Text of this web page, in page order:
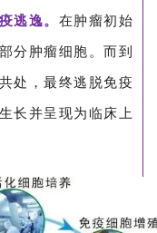
逃逸。 在肿瘤初始
分肿瘤细胞。而到
处，最终逃脱免疫
长并呈现为临床上